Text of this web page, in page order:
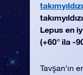
takımyıldızı
Lepus en
(+60° ila -
Tavşan’ın